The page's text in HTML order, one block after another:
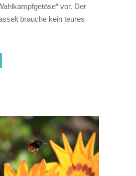
vor. Der
brauche kein teures